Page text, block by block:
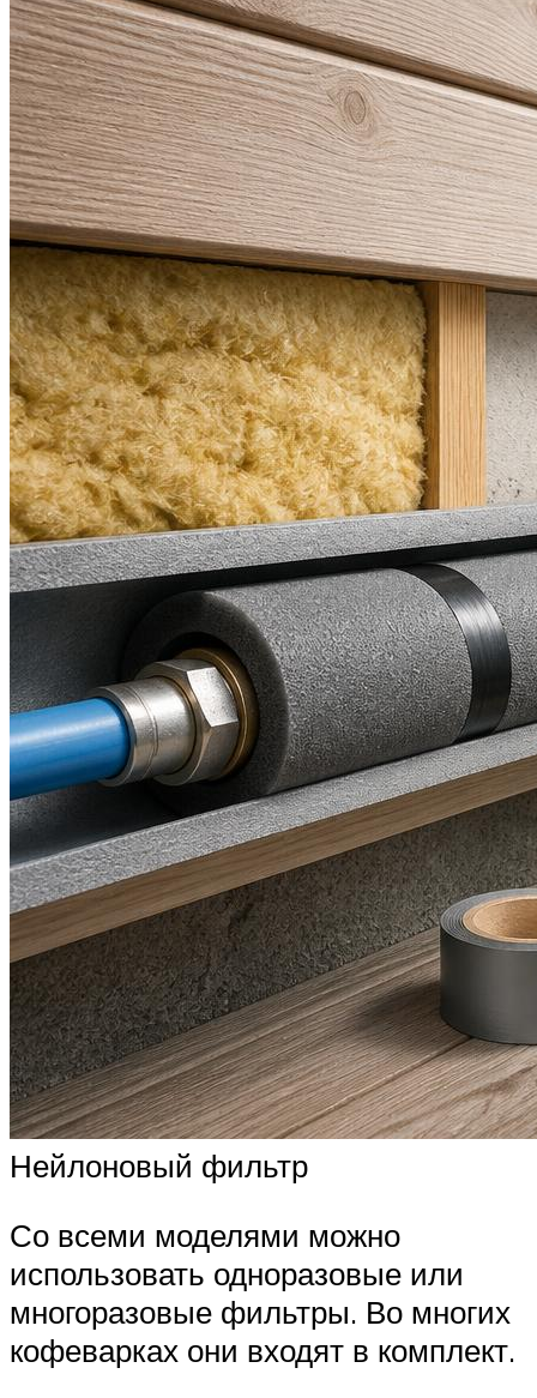
Нейлоновый фильтр
Со всеми моделями можно
использовать одноразовые или
многоразовые фильтры. Во многих
кофеварках они входят в комплект.